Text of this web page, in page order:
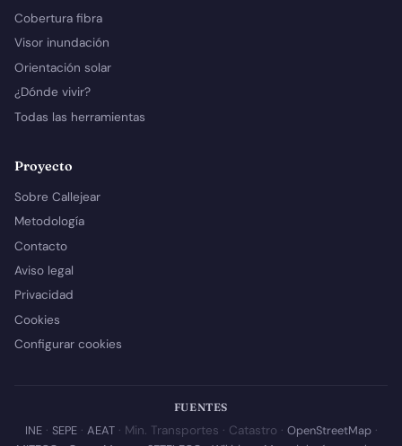
Cobertura fibra
Visor inundación
Orientación solar
¿Dónde vivir?
Todas las herramientas
Proyecto
Sobre Callejear
Metodología
Contacto
Aviso legal
Privacidad
Cookies
Configurar cookies
FUENTES
INE· SEPE· AEAT· Min. Transportes · Catastro · OpenStreetMap·